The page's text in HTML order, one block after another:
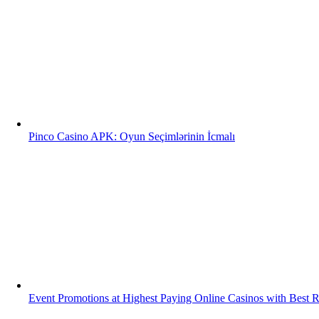
Pinco Casino APK: Oyun Seçimlərinin İcmalı
Event Promotions at Highest Paying Online Casinos with Best